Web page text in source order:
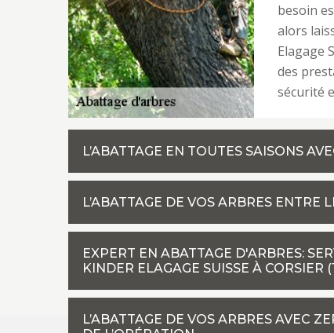
besoin
alors
Elagage
des
sécurité
L’ABATTAGE EN TOUTES SAISONS
L’ABATTAGE DE VOS ARBRES ENTRE
EXPERT EN ABATTAGE D'ARBRES:
KINDER ELAGAGE SUISSE À CORSIER
L’ABATTAGE DE VOS ARBRES AVEC